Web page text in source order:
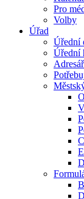
Pro
Volby
Úřad
Úřední
Úřední